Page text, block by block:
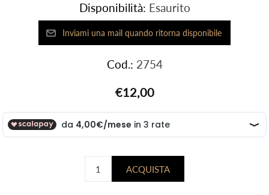
Disponibilità: Esaurito
Cod.: 2754
€12,00